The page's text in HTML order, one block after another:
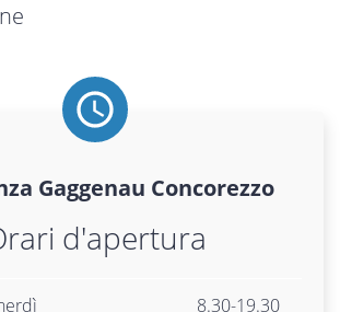
Gaggenau Concorezzo
d'apertura
8.30-19.30